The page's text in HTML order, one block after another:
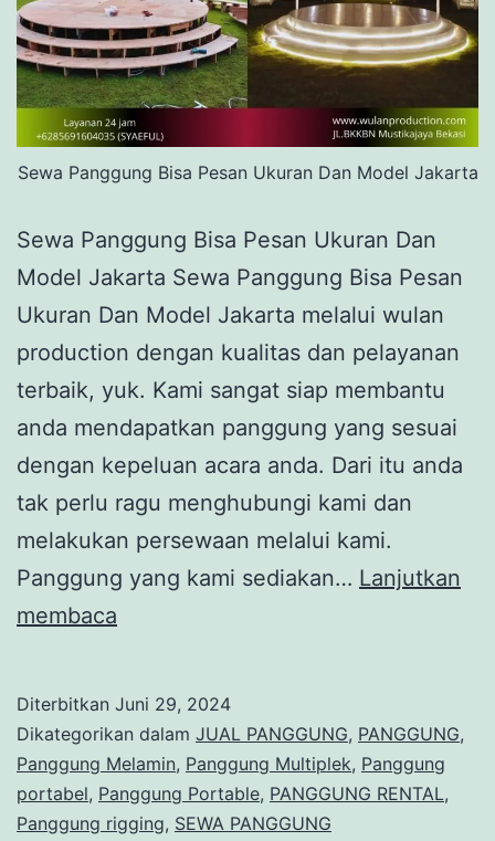
Sewa Panggung Bisa Pesan Ukuran Dan Model Jakarta
Sewa Panggung Bisa Pesan Ukuran Dan
Model Jakarta Sewa Panggung Bisa Pesan
Ukuran Dan Model Jakarta melalui wulan
production dengan kualitas dan pelayanan
terbaik, yuk. Kami sangat siap membantu
anda mendapatkan panggung yang sesuai
dengan kepeluan acara anda. Dari itu anda
tak perlu ragu menghubungi kami dan
melakukan persewaan melalui kami.
Panggung yang kami sediakan… Lanjutkan
membaca
Pesan
Ukuran
Dan
Diterbitkan Juni 29, 2024
Dikategorikan dalam JUAL PANGGUNG, PANGGUNG,
Panggung Melamin, Panggung Multiplek, Panggung
portabel, Panggung Portable, PANGGUNG RENTAL,
Panggung rigging, SEWA PANGGUNG